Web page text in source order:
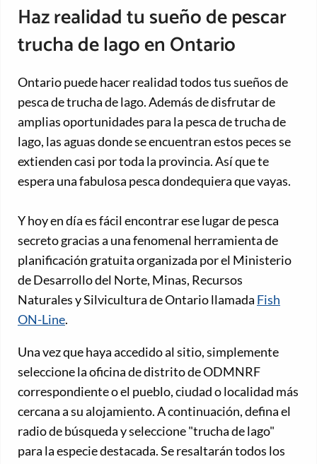
Haz realidad tu sueño de pescar
trucha de lago en Ontario
Ontario puede hacer realidad todos tus sueños de
pesca de trucha de lago. Además de disfrutar de
amplias oportunidades para la pesca de trucha de
lago, las aguas donde se encuentran estos peces se
extienden casi por toda la provincia. Así que te
espera una fabulosa pesca dondequiera que vayas.
Y hoy en día es fácil encontrar ese lugar de pesca
secreto gracias a una fenomenal herramienta de
planificación gratuita organizada por el Ministerio
de Desarrollo del Norte, Minas, Recursos
Naturales y Silvicultura de Ontario llamada Fish
ON-Line.
Una vez que haya accedido al sitio, simplemente
seleccione la oficina de distrito de ODMNRF
correspondiente o el pueblo, ciudad o localidad más
cercana a su alojamiento. A continuación, defina el
radio de búsqueda y seleccione "trucha de lago"
para la especie destacada. Se resaltarán todos los